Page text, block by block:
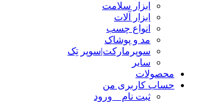
ابزار سلامت
ابزار آلات
انواع چسب
مد و پوشاک
سوپرمارکت|سوپر تِک
سایر
محصولات
حساب کاربری من
ثبت نام _ ورود